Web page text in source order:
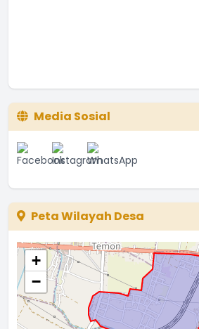
Media Sosial
Peta Wilayah Desa
+
−